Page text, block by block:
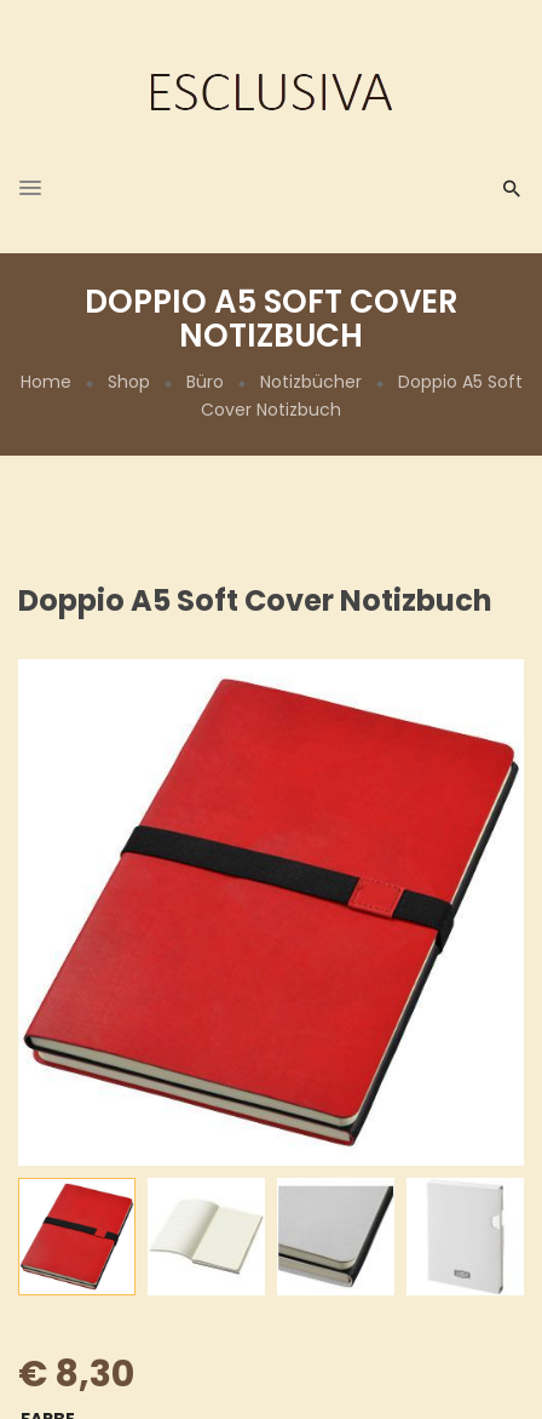
DOPPIO A5 SOFT COVER
NOTIZBUCH
Home Shop Büro Notizbücher
Doppio A5 Soft
Cover Notizbuch
Doppio A5 Soft Cover Notizbuch
€8,30